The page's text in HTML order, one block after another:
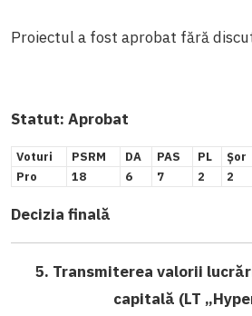
Proiectul a fost aprobat fără
Statut: Aprobat
Voturi PSRM DA PAS PL Șor
Pro
18 6 7 2 2
Decizia finală
5. Transmiterea valorii
capitală (LT